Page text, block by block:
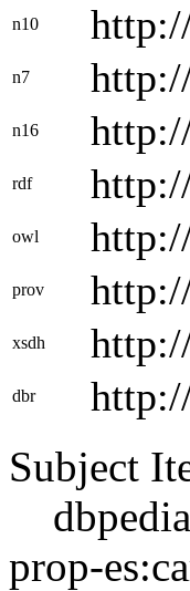
n10
n7
n16
rdf
owl
prov
xsdh
dbr
Subject
prop-